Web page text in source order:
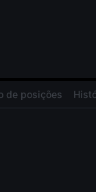
de posições